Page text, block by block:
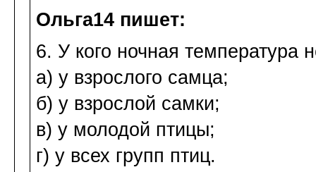
Ольга14 пишет:
6. У кого ночная температура
а) у взрослого самца;
б) у взрослой самки;
в) у молодой птицы;
г) у всех групп птиц.